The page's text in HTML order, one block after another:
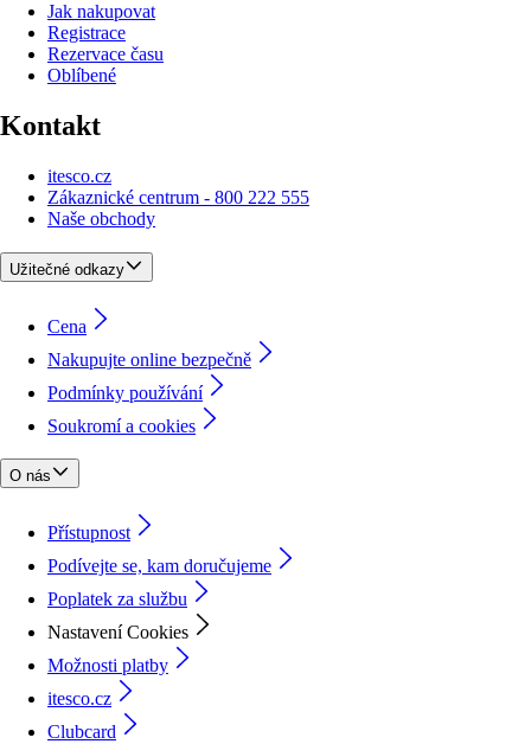
Jak nakupovat
Registrace
Rezervace času
Oblíbené
Kontakt
itesco.cz
Zákaznické centrum - 800 222 555
Naše obchody
Užitečné odkazy
Cena
Nakupujte online bezpečně
Podmínky používání
Soukromí a cookies
O nás
Přístupnost
Podívejte se, kam doručujeme
Poplatek za službu
Nastavení Cookies
Možnosti platby
itesco.cz
Clubcard